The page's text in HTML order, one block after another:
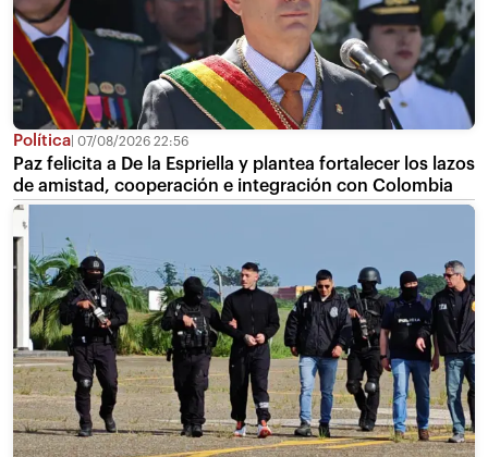
Política 07/08/2026 22:56
Paz felicita a De la Espriella y plantea fortalecer los lazos
de amistad, cooperación e integración con Colombia